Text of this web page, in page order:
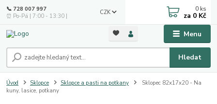
Menu
CZK
Hledat
📞 728 007 997
⏰ Po-Pá | 7:00 - 13:30 |
0 ks
za 0 Kč
Úvod Sklopce Sklopce a pasti na potkany
Sklopec 82x17x20 - Na
kuny, lasice, potkany